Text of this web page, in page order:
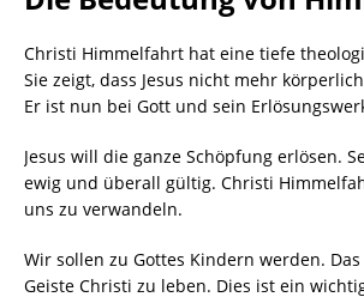
Christi Himmelfahrt hat eine tiefe
Sie zeigt, dass Jesus nicht mehr
Er ist nun bei Gott und sein
Jesus will die ganze Schöpfung erlösen.
ewig und überall gültig. Christi
uns zu verwandeln.
Wir sollen zu Gottes Kindern werden.
Geiste Christi zu leben. Dies ist ein